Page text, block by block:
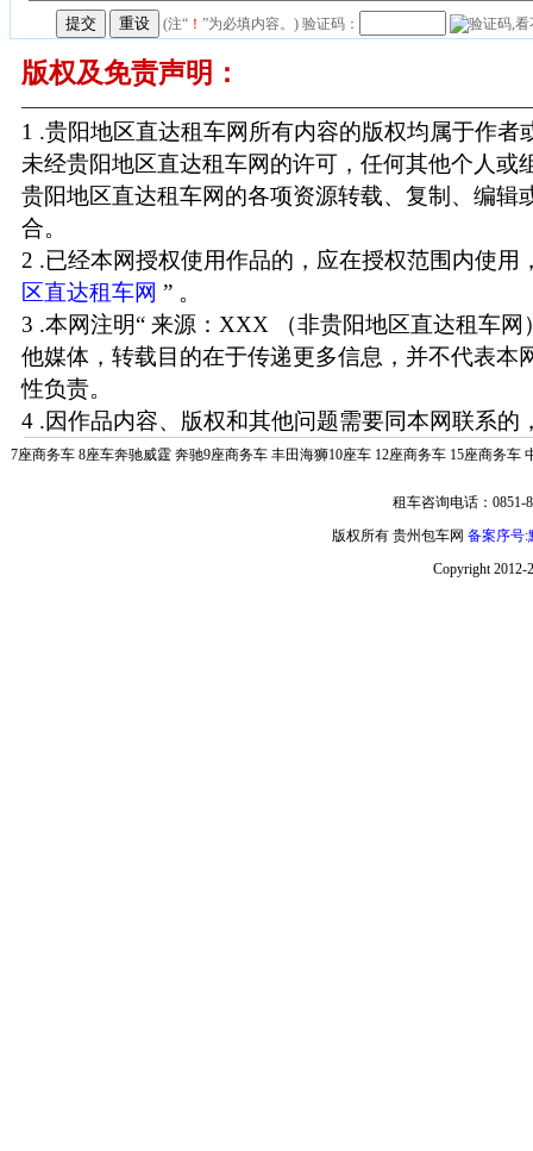
(注“ ！ ”为必填内容。) 验证码：
版权及免责声明：
1 .贵阳地区直达租车网所有内容的版权均属于作者
未经贵阳地区直达租车网的许可，任何其他个人或
贵阳地区直达租车网的各项资源转载、复制、编辑
合。
2 .已经本网授权使用作品的，应在授权范围内使用
区直达租车网 ” 。
3 .本网注明“ 来源：XXX （非贵阳地区直达租车网
他媒体，转载目的在于传递更多信息，并不代表本
性负责。
4 .因作品内容、版权和其他问题需要同本网联系的
7座商务车 8座车奔驰威霆 奔驰9座商务车 丰田海狮10座车 12座商务车 15座商务车
租车咨询电话：0851-
版权所有 贵州包车网 备案序号:
Copyright 2012-